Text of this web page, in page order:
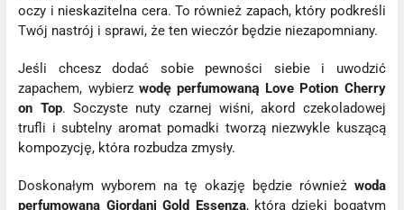
oczy i nieskazitelna cera. To również zapach, który podkreśli
Twój nastrój i sprawi, że ten wieczór będzie niezapomniany.
Jeśli chcesz dodać sobie pewności siebie i uwodzić
zapachem, wybierz wodę perfumowaną Love Potion Cherry
on Top. Soczyste nuty czarnej wiśni, akord czekoladowej
trufli i subtelny aromat pomadki tworzą niezwykle kuszącą
kompozycję, która rozbudza zmysły.
Doskonałym wyborem na tę okazję będzie również woda
perfumowana Giordani Gold Essenza, która dzięki bogatym